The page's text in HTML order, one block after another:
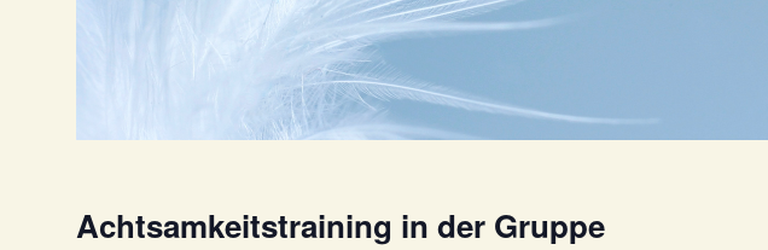
Achtsamkeitstraining in der Gruppe